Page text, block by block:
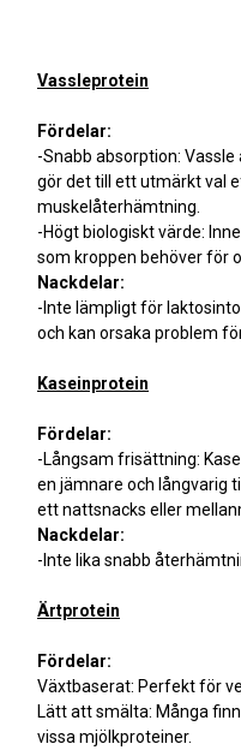
Vassleprotein
Fördelar:
-Snabb absorption:
gör det till ett utmärkt val
muskelåterhämtning.
-Högt biologiskt värde:
som kroppen behöver för
Nackdelar:
-Inte lämpligt för
och kan orsaka problem
Kaseinprotein
Fördelar:
-Långsam frisättning:
en jämnare och långvarig
ett nattsnacks eller
Nackdelar:
-Inte lika snabb
Ärtprotein
Fördelar:
Växtbaserat: Perfekt för
Lätt att smälta: Många
vissa mjölkproteiner.